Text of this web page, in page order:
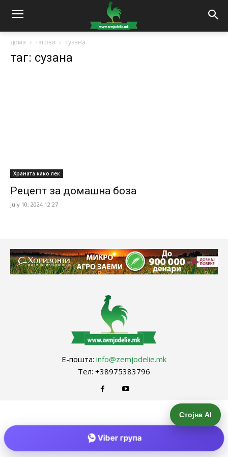
дома тагови сузана
таг: сузана
Храната како лек
Рецепт за домашна боза
July 10, 2024 12:27
Е-пошта: info@zemjodelie.mk
Тел: +38975383796
Стојна AI
Viber група